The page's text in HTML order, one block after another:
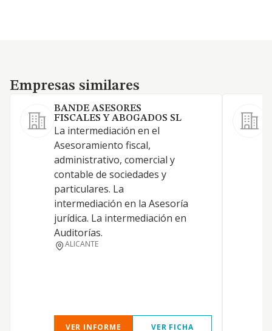
Empresas similares
Empresas similares
BANDE ASESORES
FISCALES Y ABOGADOS SL
La intermediación en el
Asesoramiento fiscal,
administrativo, comercial y
contable de sociedades y
particulares. La
intermediación en la Asesoría
jurídica. La intermediación en
Auditorías.
ALICANTE
VER INFORME VER FICHA